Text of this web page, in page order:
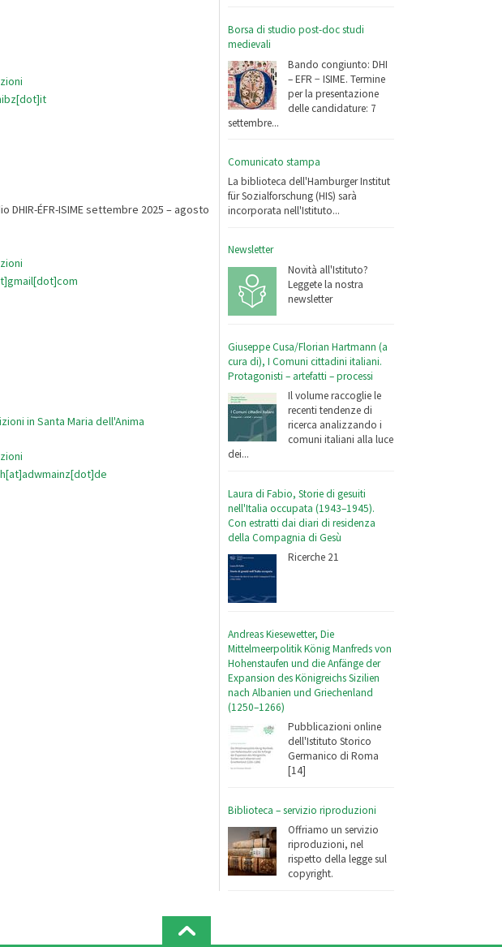
Borsa di studio post-doc studi
medievali
Bando congiunto: DHI
– EFR − ISIME. Termine
per la presentazione
delle candidature: 7
settembre...
Comunicato stampa
La biblioteca dell'Hamburger Institut
für Sozialforschung (HIS) sarà
incorporata nell'Istituto...
Newsletter
Novità all'Istituto?
Leggete la nostra
newsletter
Giuseppe Cusa/Florian Hartmann (a
cura di), I Comuni cittadini italiani.
Protagonisti – artefatti – processi
Il volume raccoglie le
recenti tendenze di
ricerca analizzando i
comuni italiani alla luce
dei...
Laura di Fabio, Storie di gesuiti
nell'Italia occupata (1943–1945).
Con estratti dai diari di residenza
della Compagnia di Gesù
Ricerche 21
Andreas Kiesewetter, Die
Mittelmeerpolitik König Manfreds von
Hohenstaufen und die Anfänge der
Expansion des Königreichs Sizilien
nach Albanien und Griechenland
(1250–1266)
Pubblicazioni online
dell'Istituto Storico
Germanico di Roma
[14]
Biblioteca – servizio riproduzioni
Offriamo un servizio
riproduzioni, nel
rispetto della legge sul
copyright.
DHIR-ÉFR-ISIME settembre 2025 – agosto
in Santa Maria dell'Anima